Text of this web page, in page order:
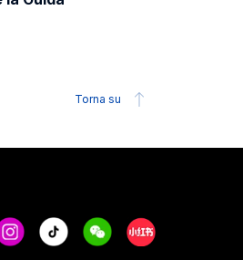
Torna su
Tiktok WeechatXiaohongshu/